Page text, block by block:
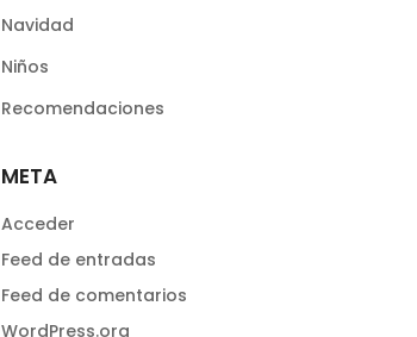
Navidad
Niños
Recomendaciones
META
Acceder
Feed de entradas
Feed de comentarios
WordPress.org